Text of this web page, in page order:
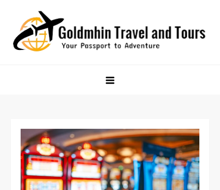
content